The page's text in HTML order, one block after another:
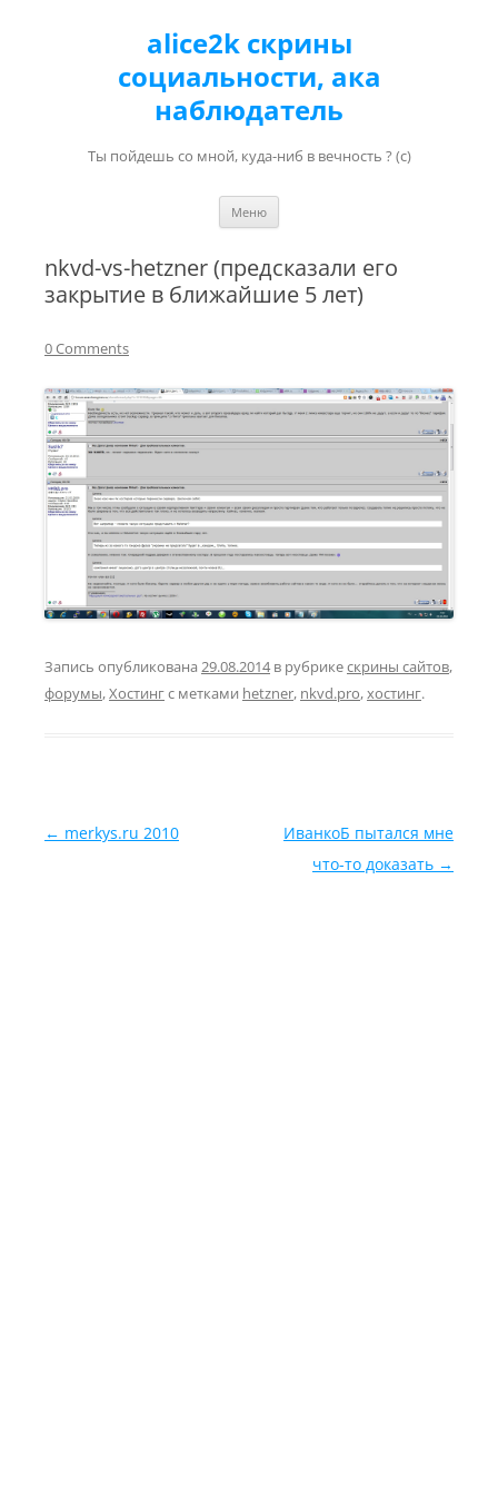
alice2k скрины
социальности, ака
наблюдатель
Ты пойдешь со мной, куда-ниб в вечность ? (с)
Меню
nkvd-vs-hetzner (предсказали его
закрытие в ближайшие 5 лет)
0 Comments
Запись опубликована 29.08.2014в рубрикескрины сайтов,
форумы,Хостингс метками hetzner, nkvd.pro,хостинг.
Навигация по записям
← merkys.ru 2010
ИванкоБ пытался мне
что-то доказать →